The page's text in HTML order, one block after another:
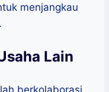
menjangkau
Lain
berkolaborasi